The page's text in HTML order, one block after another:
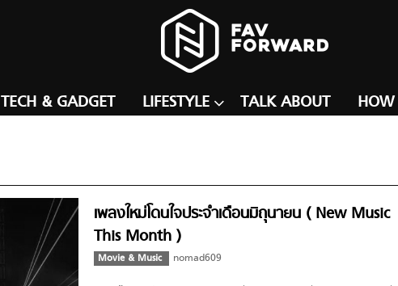
TECH & GADGET LIFESTYLE TALK ABOUT
เพลงใหม่โดนใจประจำเดือนมิถุนายน ( New Music
This Month )
Movie & Music nomad609